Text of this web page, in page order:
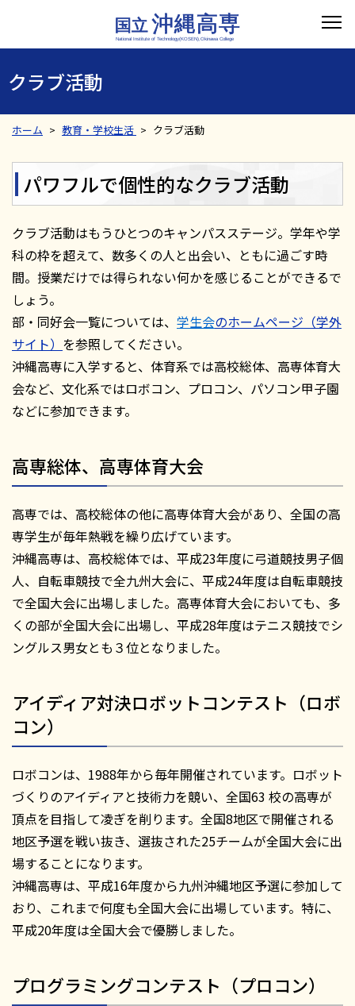
クラブ活動
ホーム 教育・学校生活 クラブ活動
パワフルで個性的なクラブ活動
クラブ活動はもうひとつのキャンパスステージ。学年や学
科の枠を超えて、数多くの人と出会い、ともに過ごす時
間。授業だけでは得られない何かを感じることができるで
しょう。
部・同好会一覧については、 学生会のホームページ（学外
サイト） を参照してください。
沖縄高専に入学すると、体育系では高校総体、高専体育大
会など、文化系ではロボコン、プロコン、パソコン甲子園
などに参加できます。
高専総体、高専体育大会
高専では、高校総体の他に高専体育大会があり、全国の高
専学生が毎年熱戦を繰り広げています。
沖縄高専は、高校総体では、平成23年度に弓道競技男子個
人、自転車競技で全九州大会に、平成24年度は自転車競技
で全国大会に出場しました。高専体育大会においても、多
くの部が全国大会に出場し、平成28年度はテニス競技でシ
ングルス男女とも３位となりました。
アイディア対決ロボットコンテスト（ロボ
コン）
ロボコンは、1988年から毎年開催されています。ロボット
づくりのアイディアと技術力を競い、全国63 校の高専が
頂点を目指して凌ぎを削ります。全国8地区で開催される
地区予選を戦い抜き、選抜された25チームが全国大会に出
場することになります。
沖縄高専は、平成16年度から九州沖縄地区予選に参加して
おり、これまで何度も全国大会に出場しています。特に、
平成20年度は全国大会で優勝しました。
プログラミングコンテスト（プロコン）